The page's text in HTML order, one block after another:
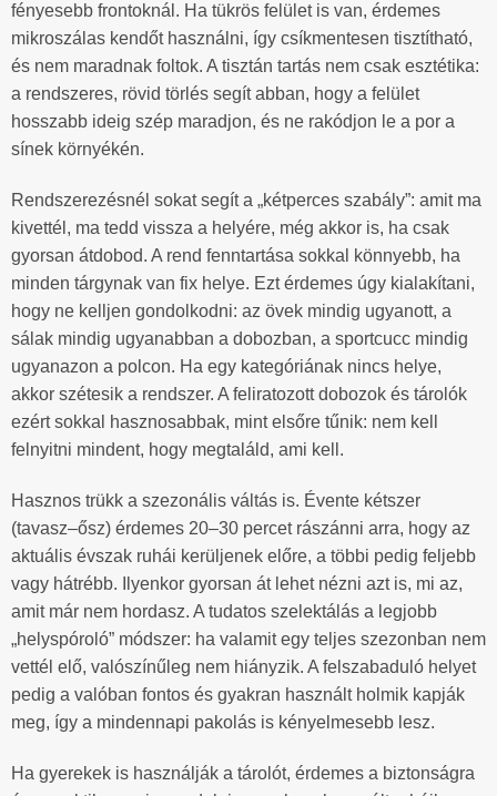
fényesebb frontoknál. Ha tükrös felület is van, érdemes
mikroszálas kendőt használni, így csíkmentesen tisztítható,
és nem maradnak foltok. A tisztán tartás nem csak esztétika:
a rendszeres, rövid törlés segít abban, hogy a felület
hosszabb ideig szép maradjon, és ne rakódjon le a por a
sínek környékén.
Rendszerezésnél sokat segít a „kétperces szabály”: amit ma
kivettél, ma tedd vissza a helyére, még akkor is, ha csak
gyorsan átdobod. A rend fenntartása sokkal könnyebb, ha
minden tárgynak van fix helye. Ezt érdemes úgy kialakítani,
hogy ne kelljen gondolkodni: az övek mindig ugyanott, a
sálak mindig ugyanabban a dobozban, a sportcucc mindig
ugyanazon a polcon. Ha egy kategóriának nincs helye,
akkor szétesik a rendszer. A feliratozott dobozok és tárolók
ezért sokkal hasznosabbak, mint elsőre tűnik: nem kell
felnyitni mindent, hogy megtaláld, ami kell.
Hasznos trükk a szezonális váltás is. Évente kétszer
(tavasz–ősz) érdemes 20–30 percet rászánni arra, hogy az
aktuális évszak ruhái kerüljenek előre, a többi pedig feljebb
vagy hátrébb. Ilyenkor gyorsan át lehet nézni azt is, mi az,
amit már nem hordasz. A tudatos szelektálás a legjobb
„helyspóroló” módszer: ha valamit egy teljes szezonban nem
vettél elő, valószínűleg nem hiányzik. A felszabaduló helyet
pedig a valóban fontos és gyakran használt holmik kapják
meg, így a mindennapi pakolás is kényelmesebb lesz.
Ha gyerekek is használják a tárolót, érdemes a biztonságra